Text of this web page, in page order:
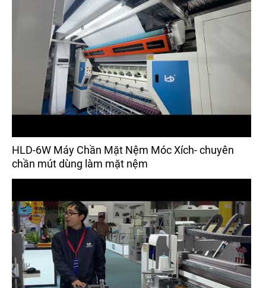
HLD-6W Máy Chần Mặt Nệm Móc Xích- chuyên
chần mút dùng làm mặt nệm